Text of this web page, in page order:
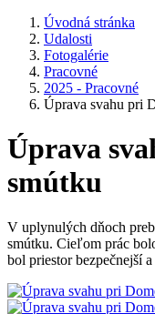
Úvodná stránka
Udalosti
Fotogalérie
Pracovné
2025 - Pracovné
Úprava svahu pri
Úprava
smútku
V uplynulých dňoch
smútku. Cieľom prác
bol priestor bezpečnejší